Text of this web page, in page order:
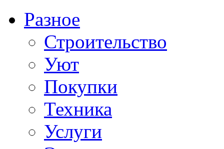
Разное
Строительство
Уют
Покупки
Техника
Услуги